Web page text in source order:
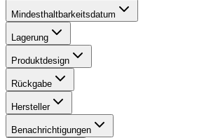
Mindesthaltbarkeitsdatum
Lagerung
Produktdesign
Rückgabe
Hersteller
Benachrichtigungen